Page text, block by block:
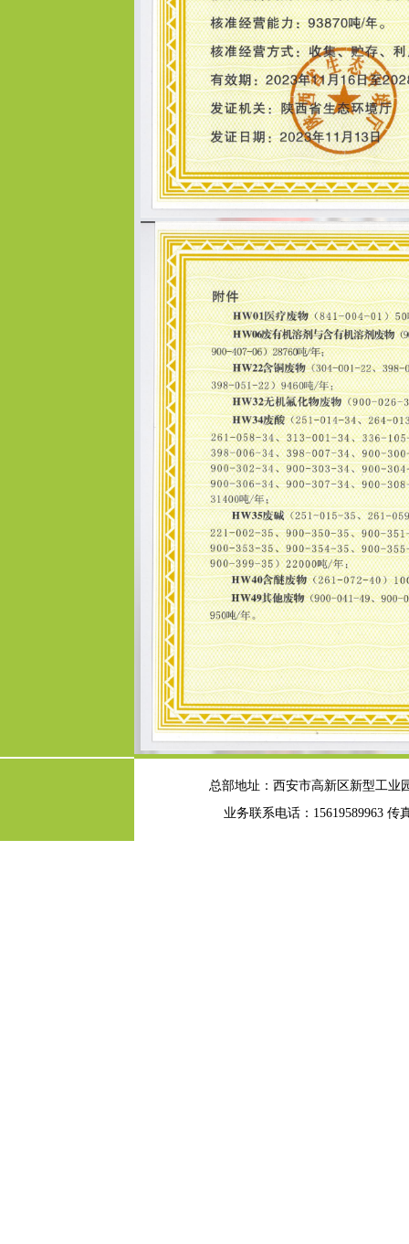
总部地址：西安市高新区新型工业
业务联系电话：15619589963 传